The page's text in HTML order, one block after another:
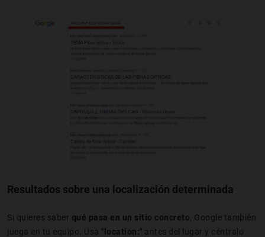
Resultados sobre una localización determinada
Si quieres saber qué pasa en un sitio concreto , Google también
juega en tu equipo. Usa "location:" antes del lugar y céntralo